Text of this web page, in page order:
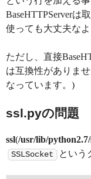
BaseHTTPServerは
使っても大丈夫なよ
ただし、直接
は互換性がありま
なっています。)
ssl.pyの問題
ssl(/usr/lib/
SSLSocket という